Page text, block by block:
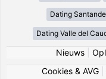
Dating
Dating Valle del
Nieuws|
Cookies & AVG